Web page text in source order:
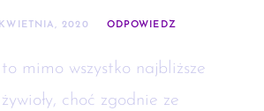
KWIETNIA, 2020 ODPOWIEDZ
mimo wszystko najbliższe
choć zgodnie ze